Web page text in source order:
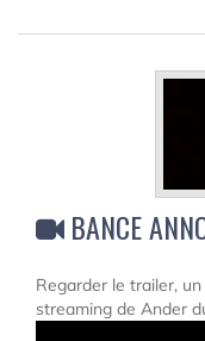
BANCE
Regarder le trailer,
streaming de Ander